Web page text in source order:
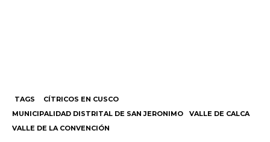
TAGS
CÍTRICOS EN CUSCO
MUNICIPALIDAD DISTRITAL DE SAN JERONIMO
VALLE DE CALCA
VALLE DE LA CONVENCIÓN